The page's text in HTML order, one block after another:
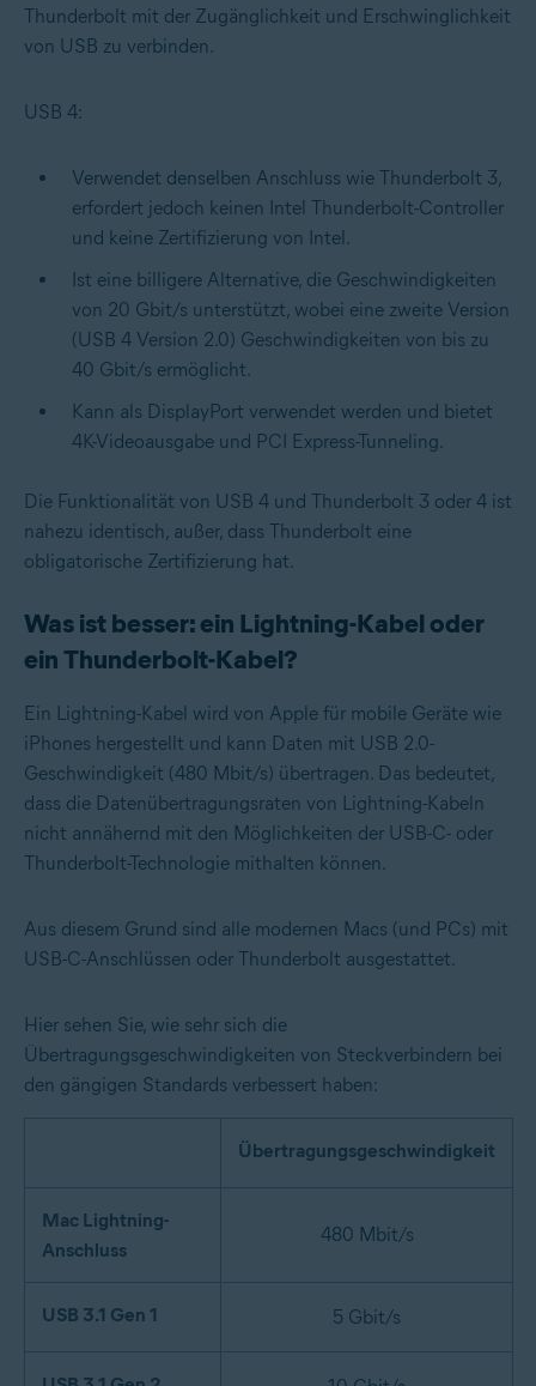
Thunderbolt mit der Zugänglichkeit und Erschwinglichkeit
von USB zu verbinden.
USB 4:
Verwendet denselben Anschluss wie Thunderbolt 3,
erfordert jedoch keinen Intel Thunderbolt-Controller
und keine Zertifizierung von Intel.
Ist eine billigere Alternative, die Geschwindigkeiten
von 20 Gbit/s unterstützt, wobei eine zweite Version
(USB 4 Version 2.0) Geschwindigkeiten von bis zu
40 Gbit/s ermöglicht.
Kann als DisplayPort verwendet werden und bietet
4K-Videoausgabe und PCI Express-Tunneling.
Die Funktionalität von USB 4 und Thunderbolt 3 oder 4 ist
nahezu identisch, außer, dass Thunderbolt eine
obligatorische Zertifizierung hat.
Was ist besser: ein Lightning-Kabel oder
ein Thunderbolt-Kabel?
Ein Lightning-Kabel wird von Apple für mobile Geräte wie
iPhones hergestellt und kann Daten mit USB 2.0-
Geschwindigkeit (480 Mbit/s) übertragen. Das bedeutet,
dass die Datenübertragungsraten von Lightning-Kabeln
nicht annähernd mit den Möglichkeiten der USB-C- oder
Thunderbolt-Technologie mithalten können.
Aus diesem Grund sind alle modernen Macs (und PCs) mit
USB-C-Anschlüssen oder Thunderbolt ausgestattet.
Hier sehen Sie, wie sehr sich die
Übertragungsgeschwindigkeiten von Steckverbindern bei
den gängigen Standards verbessert haben:
Übertragungsgeschwindigkeit
Mac Lightning-
Anschluss
480 Mbit/s
USB 3.1 Gen 1 5 Gbit/s